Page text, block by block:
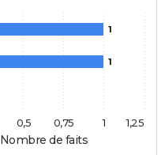
Nombre de faits
1
1
1
0,5 0,75 1,25